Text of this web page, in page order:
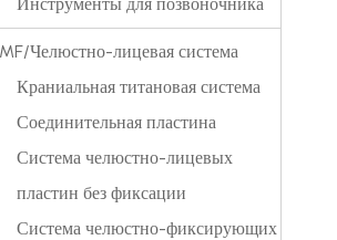
Челюстно-лицевая система
Краниальная титановая система
Соединительная пластина
Система челюстно-лицевых
пластин без фиксации
Система челюстно-фиксирующих